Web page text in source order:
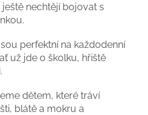
nechtějí bojovat s
perfektní na každodenní
už jde o školku, hřiště
dětem, které tráví
blátě a mokru a